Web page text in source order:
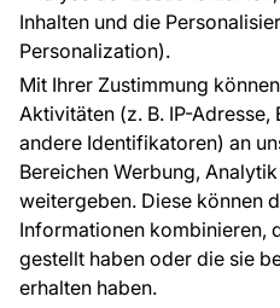
Inhalten und die
Personalization).
Mit Ihrer Zustimmung
Aktivitäten (z. B. IP-
andere Identifikatoren) an
Bereichen Werbung,
weitergeben. Diese können
Informationen kombinieren,
gestellt haben oder die sie
erhalten haben.
Fototapete, Zweige, Blätter,
Auf
45
10.10 €
TIPP